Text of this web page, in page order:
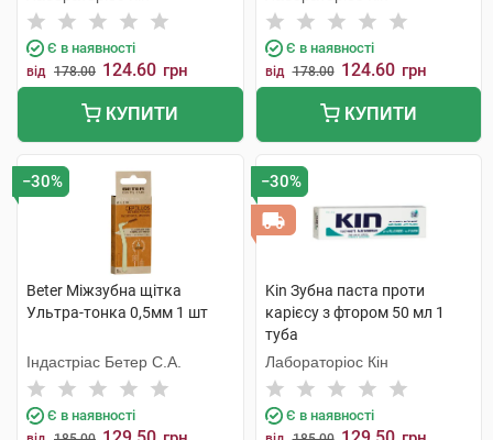
Є в наявності
від 178.00 124.60 грн
КУПИТИ
Є в наявності
від 178.00 124.60 грн
КУПИТИ
−30%
Beter Міжзубна щітка
Ультра-тонка 0,5мм 1 шт
Індастріас Бетер С.А.
Є в наявності
−30%
Kin Зубна паста проти
карієсу з фтором 50 мл 1
туба
Лабораторіос Кін
Є в наявності